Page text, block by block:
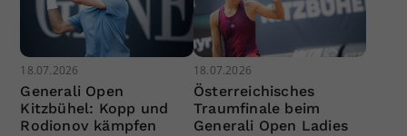
18.07.2026
Generali Open
Kitzbühel: Kopp und
Rodionov kämpfen
18.07.2026
Österreichisches
Traumfinale beim
Generali Open Ladies